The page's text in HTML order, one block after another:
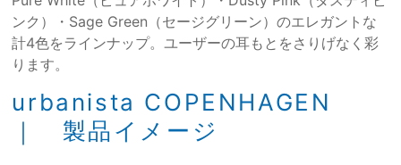
ンク）・Sage Green（セージグリーン）のエレガントな
計4色をラインナップ。ユーザーの耳もとをさりげなく彩
ります。
urbanista COPENHAGEN
｜ 製品イメージ